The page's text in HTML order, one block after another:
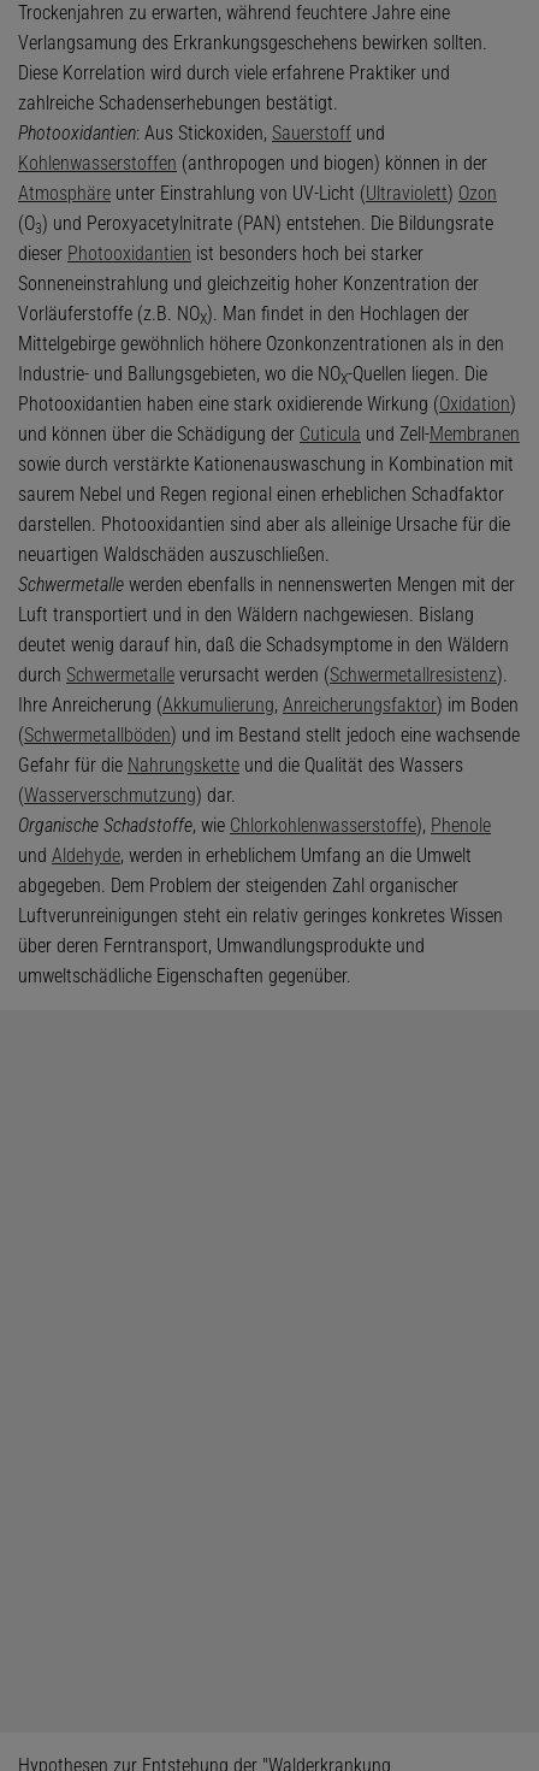
Trockenjahren zu erwarten, während feuchtere Jahre eine
Verlangsamung des Erkrankungsgeschehens bewirken sollten.
Diese Korrelation wird durch viele erfahrene Praktiker und
zahlreiche Schadenserhebungen bestätigt.
Photooxidantien: Aus Stickoxiden, Sauerstoff und
Kohlenwasserstoffen (anthropogen und biogen) können in der
Atmosphäre unter Einstrahlung von UV-Licht (Ultraviolett) Ozon
(O3) und Peroxyacetylnitrate (PAN) entstehen. Die Bildungsrate
dieser Photooxidantien ist besonders hoch bei starker
Sonneneinstrahlung und gleichzeitig hoher Konzentration der
Vorläuferstoffe (z.B. NOX). Man findet in den Hochlagen der
Mittelgebirge gewöhnlich höhere Ozonkonzentrationen als in den
Industrie- und Ballungsgebieten, wo die NOX-Quellen liegen. Die
Photooxidantien haben eine stark oxidierende Wirkung (Oxidation)
und können über die Schädigung der Cuticula und Zell-Membranen
sowie durch verstärkte Kationenauswaschung in Kombination mit
saurem Nebel und Regen regional einen erheblichen Schadfaktor
darstellen. Photooxidantien sind aber als alleinige Ursache für die
neuartigen Waldschäden auszuschließen.
Schwermetalle werden ebenfalls in nennenswerten Mengen mit der
Luft transportiert und in den Wäldern nachgewiesen. Bislang
deutet wenig darauf hin, daß die Schadsymptome in den Wäldern
durch Schwermetalle verursacht werden (Schwermetallresistenz).
Ihre Anreicherung (Akkumulierung, Anreicherungsfaktor) im Boden
(Schwermetallböden) und im Bestand stellt jedoch eine wachsende
Gefahr für die Nahrungskette und die Qualität des Wassers
(Wasserverschmutzung) dar.
Organische Schadstoffe, wie Chlorkohlenwasserstoffe), Phenole
und Aldehyde, werden in erheblichem Umfang an die Umwelt
abgegeben. Dem Problem der steigenden Zahl organischer
Luftverunreinigungen steht ein relativ geringes konkretes Wissen
über deren Ferntransport, Umwandlungsprodukte und
umweltschädliche Eigenschaften gegenüber.
Hypothesen zur Entstehung der "Walderkrankung